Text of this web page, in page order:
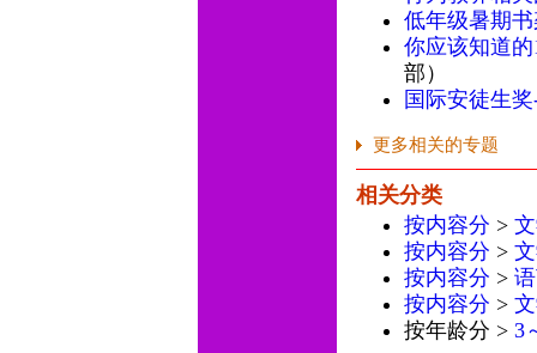
低年级暑期
你应该知道的
部）
国际安徒生
更多相关的专题
相关分类
按内容分 >
按内容分 >
按内容分 >
按内容分 >
按年龄分 > 3